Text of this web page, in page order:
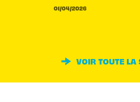
01/04/2026
VOIR TOUTE LA